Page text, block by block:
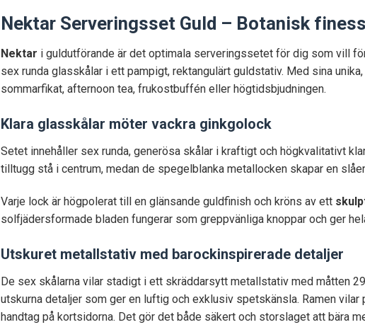
Nektar Serveringsset Guld – Botanisk
Nektar i guldutförande är det optimala serveringssetet för dig som vill
sex runda glasskålar i ett pampigt, rektangulärt guldstativ. Med sina
sommarfikat, afternoon tea, frukostbuffén eller högtidsbjudningen.
Klara glasskålar möter vackra ginkgolock
Setet innehåller sex runda, generösa skålar i kraftigt och högkvalitativt
tilltugg stå i centrum, medan de spegelblanka metallocken skapar en
Varje lock är högpolerat till en glänsande guldfinish och kröns av ett
solfjädersformade bladen fungerar som greppvänliga knoppar och ger
Utskuret metallstativ med barockinspirerade detaljer
De sex skålarna vilar stadigt i ett skräddarsytt metallstativ med måtten
utskurna detaljer som ger en luftig och exklusiv spetskänsla. Ramen
handtag på kortsidorna. Det gör det både säkert och storslaget att bära